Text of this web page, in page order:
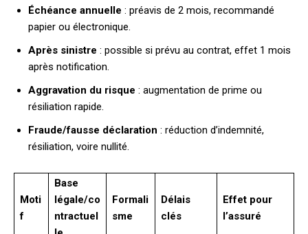
Échéance annuelle : préavis de 2 mois, recommandé
papier ou électronique.
Après sinistre : possible si prévu au contrat, effet 1 mois
après notification.
Aggravation du risque : augmentation de prime ou
résiliation rapide.
Fraude/fausse déclaration : réduction d’indemnité,
résiliation, voire nullité.
Moti
f
Base
légale/co
ntractuel
Formali
sme
Délais
clés
Effet pour
l’assuré